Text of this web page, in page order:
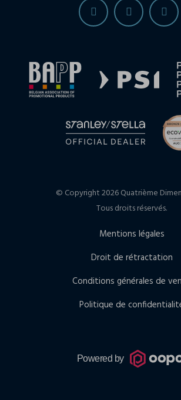
© Copyright 2026 Quatrième
Tous droits réservés.
Mentions légales
Droit de rétractation
Conditions générales de
Politique de
Powered by